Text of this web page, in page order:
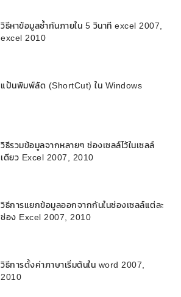
วิธีหาข้อมูลซ้ำกันภายใน 5 วินาที excel 2007,
excel 2010
แป้นพิมพ์ลัด (ShortCut) ใน Windows
วิธีรวมข้อมูลจากหลายๆ ช่องเซลล์ไว้ในเซลล์
เดียว Excel 2007, 2010
วิธีการแยกข้อมูลออกจากกันในช่องเซลล์แต่ละ
ช่อง Excel 2007, 2010
วิธีการตั้งค่าภาษาเริ่มต้นใน word 2007,
2010